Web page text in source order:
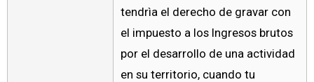
tendrìa el derecho de gravar con
el impuesto a los Ingresos brutos
por el desarrollo de una actividad
en su territorio, cuando tu